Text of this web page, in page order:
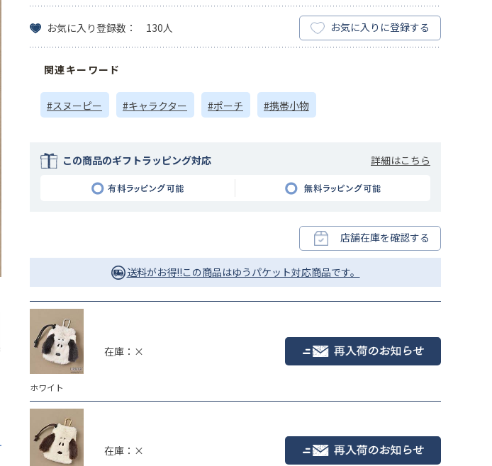
ホワイト ベージュ
お気に入り登録数： 130人 お気に入りに登録する
関連キーワード
#スヌーピー #キャラクター #ポーチ #携帯小物
この商品のギフトラッピング対応 詳細はこちら
店舗在庫を確認する
送料がお得!!この商品はゆうパケット対応商品です。
ホワイト
在庫：×
在庫：×